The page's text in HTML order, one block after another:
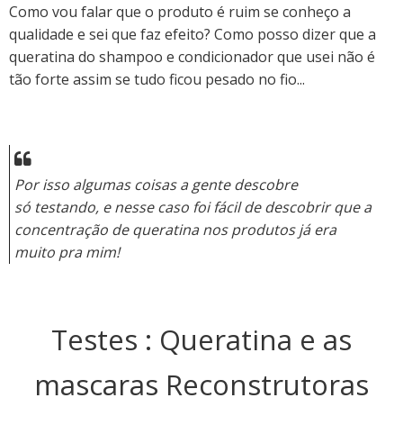
Como vou falar que o produto é ruim se conheço a
qualidade e sei que faz efeito? Como posso dizer que a
queratina do shampoo e condicionador que usei não é
tão forte assim se tudo ficou pesado no fio...
Por isso algumas coisas a gente descobre
só testando, e nesse caso foi fácil de descobrir que a
concentração de queratina nos produtos já era
muito pra mim!
Testes : Queratina e as
mascaras Reconstrutoras